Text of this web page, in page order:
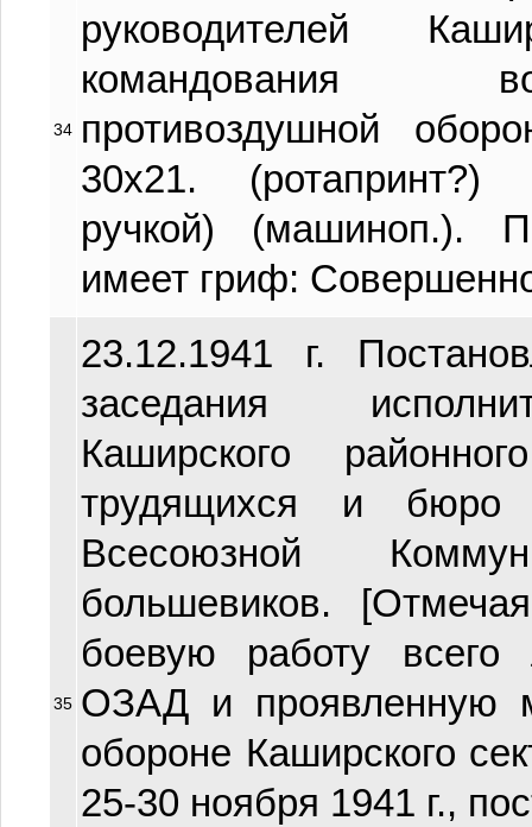
34
руководителей
командования
противоздушной
30х21. (ротапринт?)
ручкой) (машиноп.).
имеет гриф:
35
23.12.1941 г.
заседания
Каширского
трудящихся и бюро
Всесоюзной
большевиков.
боевую работу всего
ОЗАД и проявленную
обороне Каширского
25-30 ноября 1941 г.,